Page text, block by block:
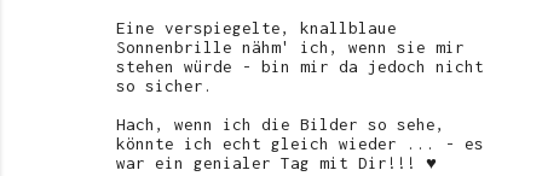
Eine verspiegelte, knallblaue
Sonnenbrille nähm' ich, wenn sie mir
stehen würde - bin mir da jedoch nicht
so sicher.
Hach, wenn ich die Bilder so sehe,
könnte ich echt gleich wieder ... - es
war ein genialer Tag mit Dir!!! ♥